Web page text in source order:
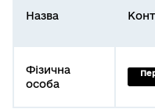
Назва
Фізична
особа